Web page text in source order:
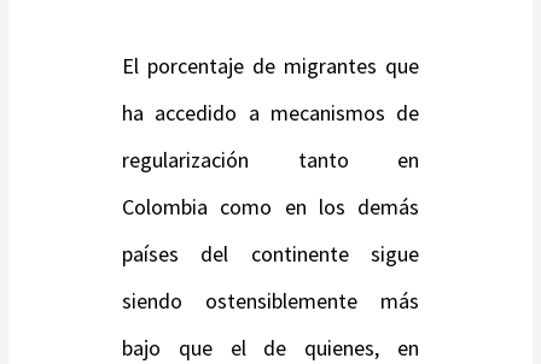
El porcentaje de migrantes que
ha accedido a mecanismos de
regularización tanto en
Colombia como en los demás
países del continente sigue
siendo ostensiblemente más
bajo que el de quienes, en